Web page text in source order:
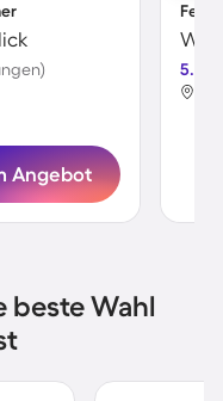
Angebot
5.0
beste Wahl